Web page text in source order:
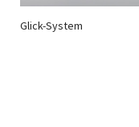
Glick-System